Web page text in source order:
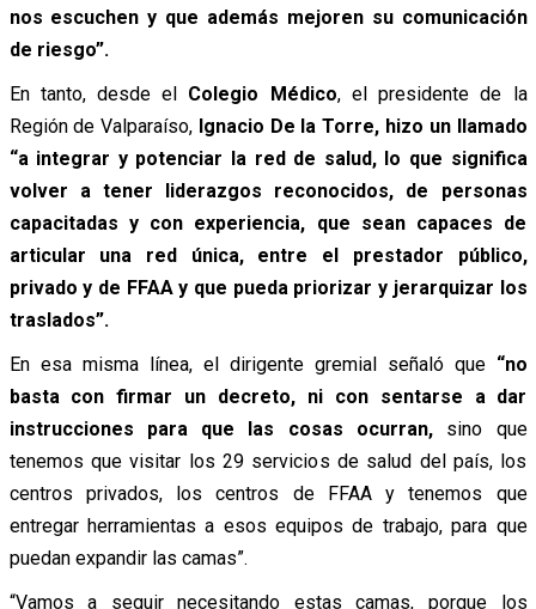
nos escuchen y que además mejoren su comunicación
de riesgo”.
En tanto, desde el Colegio Médico, el presidente de la
Región de Valparaíso, Ignacio De la Torre, hizo un llamado
“a integrar y potenciar la red de salud, lo que significa
volver a tener liderazgos reconocidos, de personas
capacitadas y con experiencia, que sean capaces de
articular una red única, entre el prestador público,
privado y de FFAA y que pueda priorizar y jerarquizar los
traslados”.
En esa misma línea, el dirigente gremial señaló que “no
basta con firmar un decreto, ni con sentarse a dar
instrucciones para que las cosas ocurran,sino que
tenemos que visitar los 29 servicios de salud del país, los
centros privados, los centros de FFAA y tenemos que
entregar herramientas a esos equipos de trabajo, para que
puedan expandir las camas”.
“Vamos a seguir necesitando estas camas, porque los